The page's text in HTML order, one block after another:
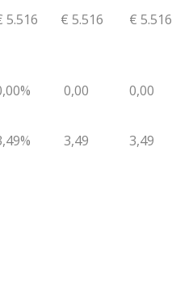
5.516 € 5.516 € 5.516
0,00 0,00
3,49 3,49